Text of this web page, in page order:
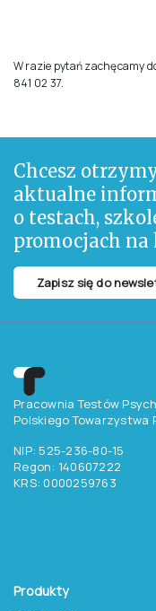
W razie pytań zachęcamy
841 02 37.
Chcesz
aktualne
o testach,
promocjach na
Zapisz się do
Pracownia Testów
Polskiego Towarzystwa
NIP: 525-236-80-15
Regon: 140607222
KRS: 0000259763
Produkty